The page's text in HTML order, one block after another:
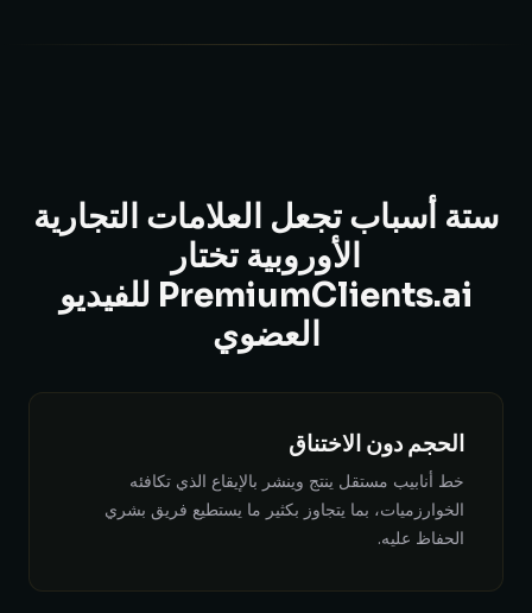
ستة أسباب تجعل العلامات التجارية
الأوروبية تختار
PremiumClients.ai للفيديو
العضوي
الحجم دون الاختناق
خط أنابيب مستقل ينتج وينشر بالإيقاع الذي تكافئه
الخوارزميات، بما يتجاوز بكثير ما يستطيع فريق بشري
الحفاظ عليه.